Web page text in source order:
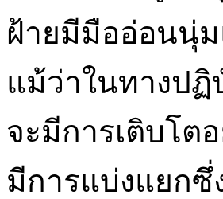
ฝ้ายมีมืออ่อนนุ่ม
แม้ว่าในทางปฏิ
จะมีการเติบโต
มีการแบ่งแยก